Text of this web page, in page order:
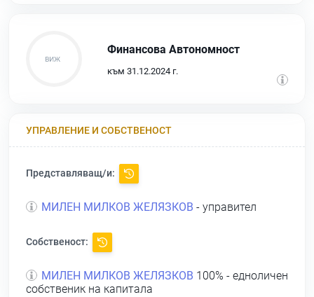
Финансова Автономност
към 31.12.2024 г.
УПРАВЛЕНИЕ И СОБСТВЕНОСТ
Представляващ/и:
МИЛЕН МИЛКОВ ЖЕЛЯЗКОВ - управител
Собственост:
МИЛЕН МИЛКОВ ЖЕЛЯЗКОВ 100% - едноличен
собственик на капитала